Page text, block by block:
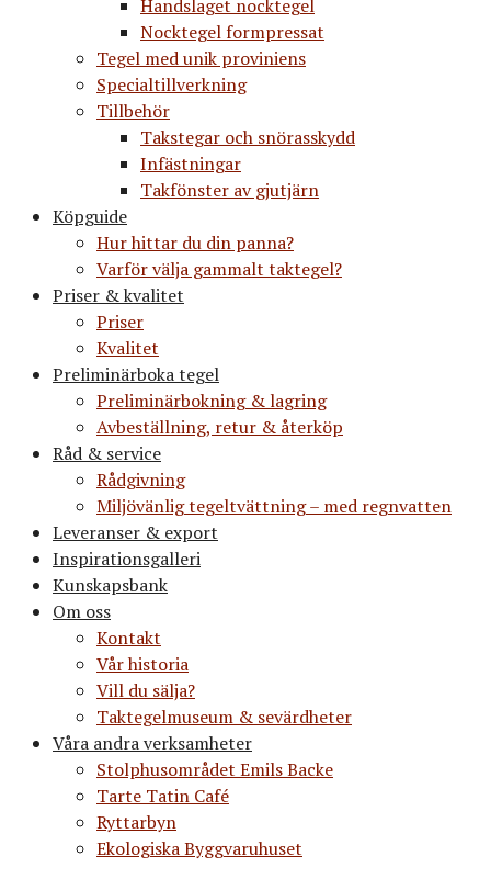
Handslaget nocktegel
Nocktegel formpressat
Tegel med unik proviniens
Specialtillverkning
Tillbehör
Takstegar och snörasskydd
Infästningar
Takfönster av gjutjärn
Köpguide
Hur hittar du din panna?
Varför välja gammalt taktegel?
Priser & kvalitet
Priser
Kvalitet
Preliminärboka tegel
Preliminärbokning & lagring
Avbeställning, retur & återköp
Råd & service
Rådgivning
Miljövänlig tegeltvättning – med regnvatten
Leveranser & export
Inspirationsgalleri
Kunskapsbank
Om oss
Kontakt
Vår historia
Vill du sälja?
Taktegelmuseum & sevärdheter
Våra andra verksamheter
Stolphusområdet Emils Backe
Tarte Tatin Café
Ryttarbyn
Ekologiska Byggvaruhuset